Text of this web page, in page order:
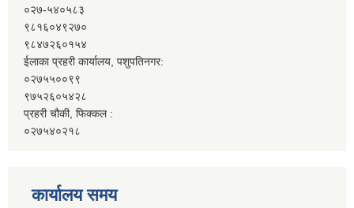
०२७-५४०५८३
९८१६०४९२७०
९८४७२६०१५४
ईलाका प्रहरी कार्यालय, पशुपतिनगर:
०२७५५००९९
९७५२६०५४२८
प्रहरी चौकी, फिक्कल :
०२७५४०२१८
कार्यालय समय